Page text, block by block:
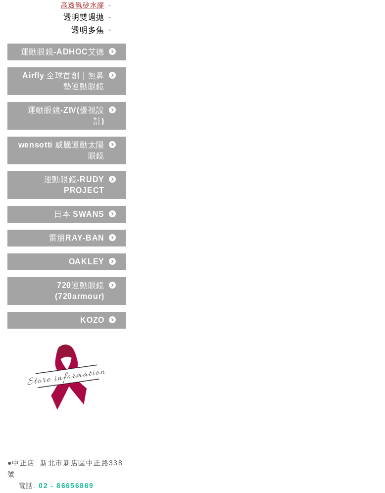
高透氧矽水膠
透明雙週拋
透明多焦
運動眼鏡-ADHOC艾德
Airfly 全球首創｜無鼻
墊運動眼鏡
運動眼鏡-ZIV(優視設
計)
wensotti 威騰運動太陽
眼鏡
運動眼鏡-RUDY
PROJECT
日本 SWANS
雷朋RAY-BAN
OAKLEY
720運動眼鏡
(720armour)
KOZO
●中正店: 新北市新店區中正路338
號
電話: 02 - 86656869